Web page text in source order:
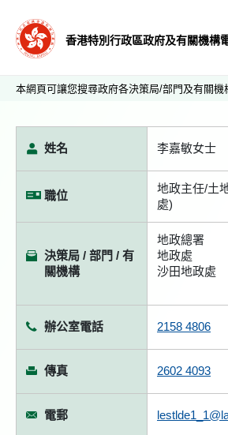
香港特別行政區政府及有關機構
本網頁可讓您搜尋政府各決策局/部門及有關
姓名 李嘉敏女士
職位
地政主任/土
處)
決策局 / 部門 / 有
關機構
地政總署
地政處
沙田地政處
辦公室電話 2158 4806
傳真 2602 4093
電郵